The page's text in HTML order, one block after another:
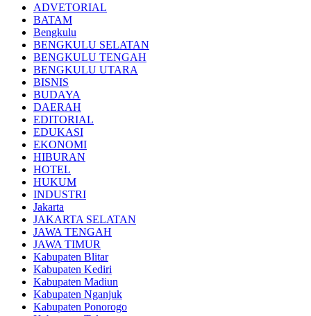
ADVETORIAL
BATAM
Bengkulu
BENGKULU SELATAN
BENGKULU TENGAH
BENGKULU UTARA
BISNIS
BUDAYA
DAERAH
EDITORIAL
EDUKASI
EKONOMI
HIBURAN
HOTEL
HUKUM
INDUSTRI
Jakarta
JAKARTA SELATAN
JAWA TENGAH
JAWA TIMUR
Kabupaten Blitar
Kabupaten Kediri
Kabupaten Madiun
Kabupaten Nganjuk
Kabupaten Ponorogo